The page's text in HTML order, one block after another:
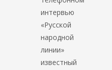
интервью
«Русской
народной
линии»
известный